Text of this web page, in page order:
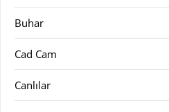
Buhar
Cad Cam
Canlılar